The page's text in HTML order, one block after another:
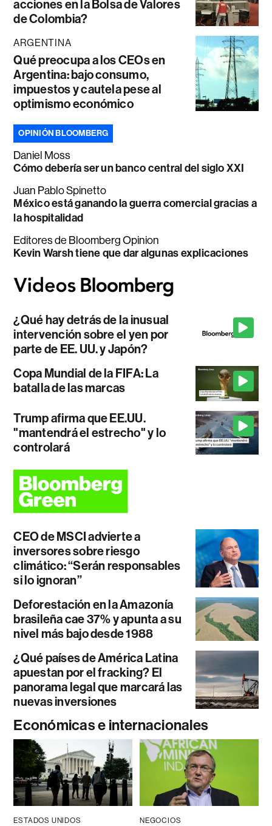
acciones en la Bolsa de Valores
de Colombia?
ARGENTINA
Qué preocupa a los CEOs en
Argentina: bajo consumo,
impuestos y cautela pese al
optimismo económico
OPINIÓN BLOOMBERG
Daniel Moss
Cómo debería ser un banco central del siglo XXI
Juan Pablo Spinetto
México está ganando la guerra comercial gracias a
la hospitalidad
Editores de Bloomberg Opinion
Kevin Warsh tiene que dar algunas explicaciones
¿Qué hay detrás de la inusual
intervención sobre el yen por
parte de EE. UU. y Japón?
Copa Mundial de la FIFA: La
batalla de las marcas
Trump afirma que EE.UU.
"mantendrá el estrecho" y lo
controlará
CEO de MSCI advierte a
inversores sobre riesgo
climático: “Serán responsables
si lo ignoran”
Deforestación en la Amazonía
brasileña cae 37% y apunta a su
nivel más bajo desde 1988
¿Qué países de América Latina
apuestan por el fracking? El
panorama legal que marcará las
nuevas inversiones
Económicas e internacionales
ESTADOS UNIDOS NEGOCIOS